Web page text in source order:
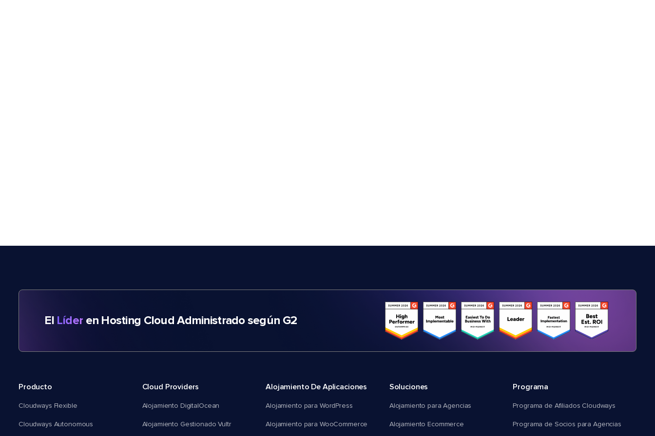
El Líder en Hosting Cloud Administrado según G2
Producto
Cloudways Flexible
Cloudways Autonomous
Cloud Providers
Alojamiento DigitalOcean
Alojamiento Gestionado Vultr
Alojamiento De Aplicaciones
Alojamiento para WordPress
Alojamiento para WooCommerce
Soluciones
Alojamiento para Agencias
Alojamiento Ecommerce
Programa
Programa de Afiliados Cloudways
Programa de Socios para Agencias